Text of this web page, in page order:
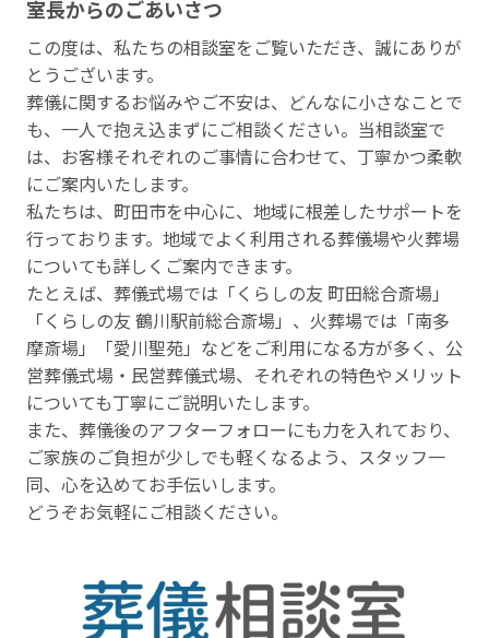
室⻑からのごあいさつ
この度は、私たちの相談室をご覧いただき、誠にありが
とうございます。
葬儀に関するお悩みやご不安は、どんなに小さなことで
も、一人で抱え込まずにご相談ください。当相談室で
は、お客様それぞれのご事情に合わせて、丁寧かつ柔軟
にご案内いたします。
私たちは、町田市を中心に、地域に根差したサポートを
行っております。地域でよく利用される葬儀場や火葬場
についても詳しくご案内できます。
たとえば、葬儀式場では「くらしの友 町田総合斎場」
「くらしの友 鶴川駅前総合斎場」、火葬場では「南多
摩斎場」「愛川聖苑」などをご利用になる方が多く、公
営葬儀式場・民営葬儀式場、それぞれの特色やメリット
についても丁寧にご説明いたします。
また、葬儀後のアフターフォローにも力を入れており、
ご家族のご負担が少しでも軽くなるよう、スタッフ一
同、心を込めてお手伝いします。
どうぞお気軽にご相談ください。